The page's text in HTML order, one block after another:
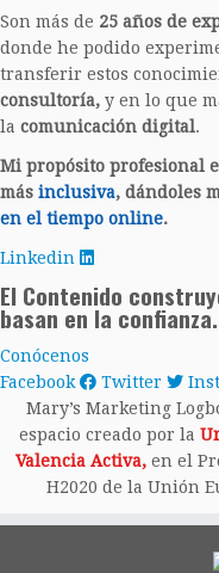
Son más de 25 años de
donde he podido
transferir estos
consultoría, y en lo que
la comunicación digital.
Mi propósito profesional
más inclusiva, dándoles
en el tiempo online.
Linkedin
El Contenido
basan en la confianza.
Conócenos
Facebook
Twitter
Mary’s Marketing
espacio creado por la
Valencia Activa, en el
H2020 de la Unión